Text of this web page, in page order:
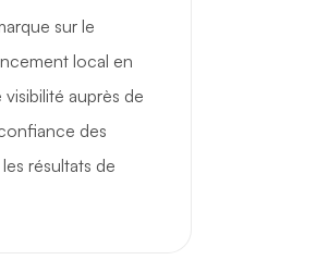
sur le
local en
auprès de
des
résultats de